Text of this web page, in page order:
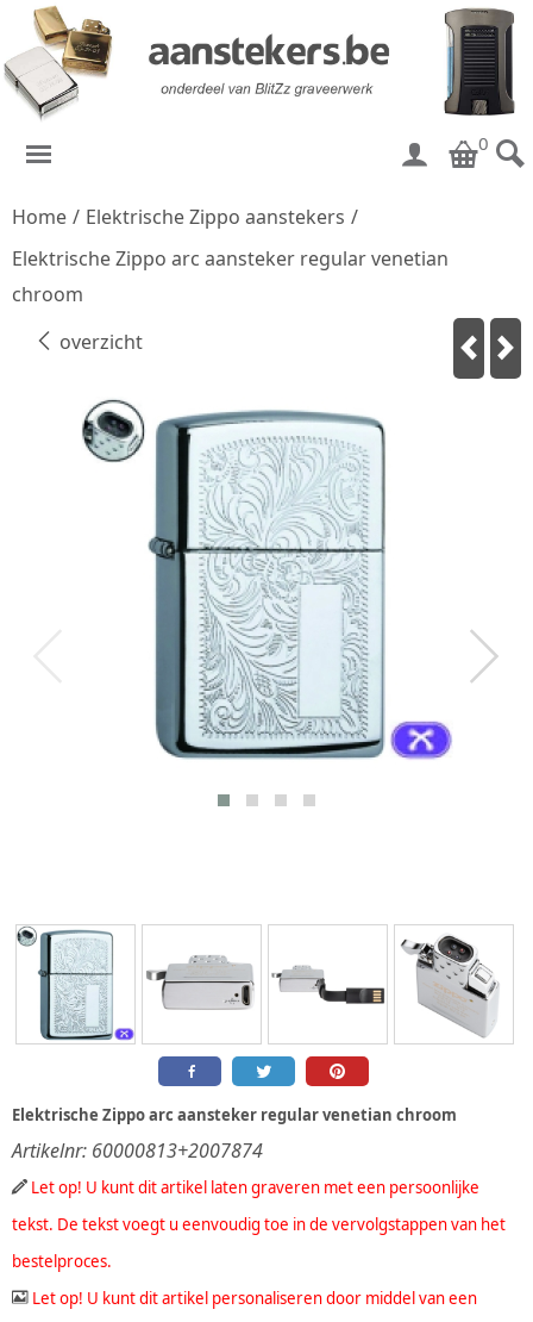
0
Home / Elektrische Zippo aanstekers /
Elektrische Zippo arc aansteker regular venetian
chroom
overzicht
Elektrische Zippo arc aansteker regular venetian chroom
Artikelnr: 60000813+2007874
Let op! U kunt dit artikel laten graveren met een persoonlijke
tekst. De tekst voegt u eenvoudig toe in de vervolgstappen van het
bestelproces.
Let op! U kunt dit artikel personaliseren door middel van een